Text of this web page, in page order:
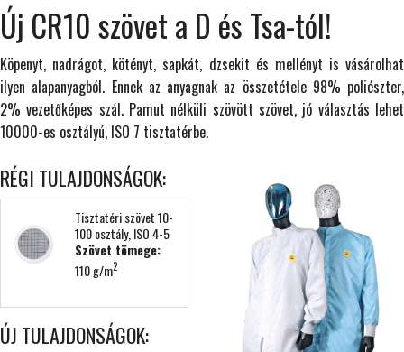
Új CR10 szövet a D és Tsa-tól!
Köpenyt, nadrágot, kötényt, sapkát, dzsekit és mellényt is vásárolhat
ilyen alapanyagból. Ennek az anyagnak az összetétele 98% poliészter,
2% vezetőképes szál. Pamut nélküli szövött szövet, jó választás lehet
10000-es osztályú, ISO 7 tisztatérbe.
RÉGI TULAJDONSÁGOK:
Tisztatéri szövet 10-
100 osztály, ISO 4-5
Szövet tömege:
110 g/m2
ÚJ TULAJDONSÁGOK: